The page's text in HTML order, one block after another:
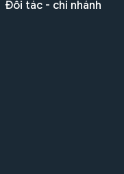
Đối tác - chi nhánh